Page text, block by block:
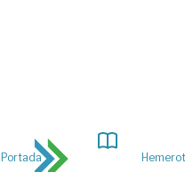
Portada